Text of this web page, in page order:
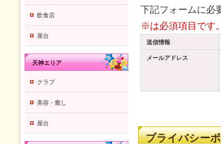
下記フォームに必
※は必須項目です
送信情報
メールアドレス
プライバシー
飲食店
屋台
天神エリア
クラブ
美容・癒し
屋台